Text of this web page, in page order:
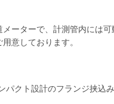
ーターで、計測管内には
意しております。
クト設計のフランジ挟込